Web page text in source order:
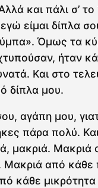
και πάλι σ’
είμαι δίπλα
Όμως τα
ήταν
Και στο
δίπλα μου.
αγάπη μου,
πάρα πολύ.
μακριά. Μακριά
Μακριά από κάθε
κάθε μικρότητα